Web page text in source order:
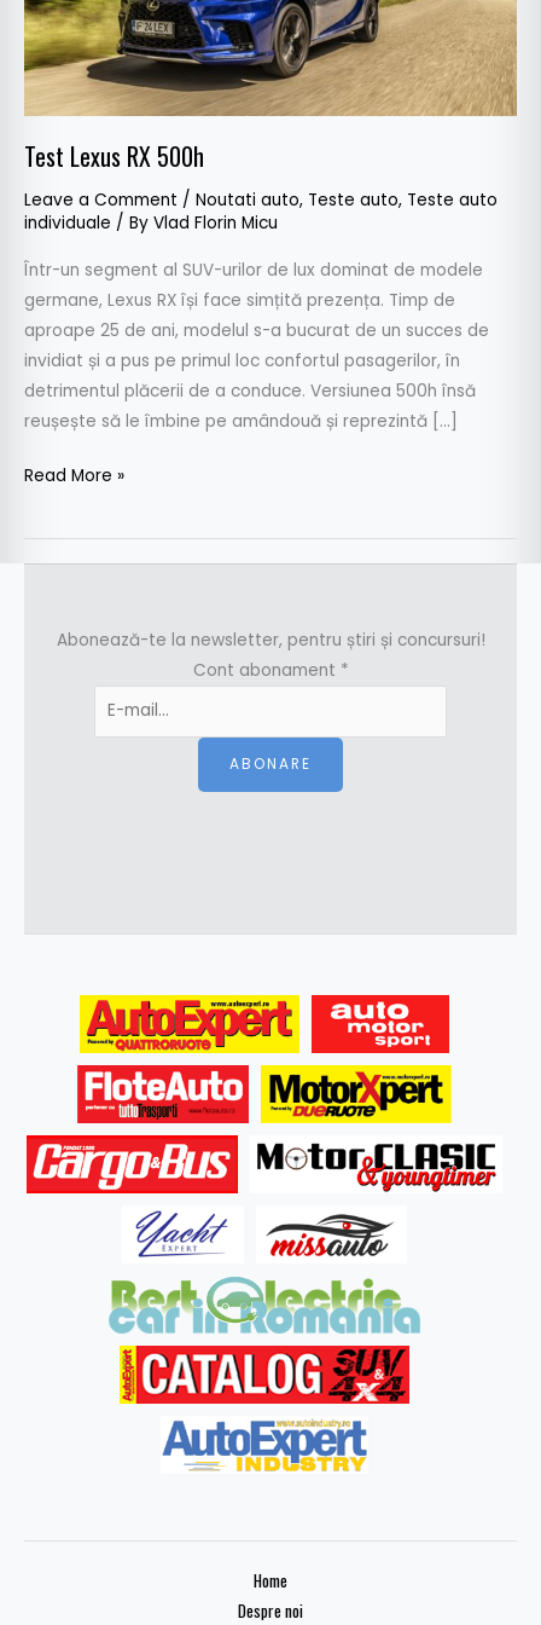
Test Lexus RX 500h
Leave a Comment / Noutati auto, Teste auto, Teste auto
individuale / By Vlad Florin Micu
Într-un segment al SUV-urilor de lux dominat de modele
germane, Lexus RX își face simțită prezența. Timp de
aproape 25 de ani, modelul s-a bucurat de un succes de
invidiat și a pus pe primul loc confortul pasagerilor, în
detrimentul plăcerii de a conduce. Versiunea 500h însă
reușește să le îmbine pe amândouă și reprezintă […]
Read More »
Abonează-te la newsletter, pentru știri și concursuri!
Cont abonament *
ABONARE
Home
Despre noi